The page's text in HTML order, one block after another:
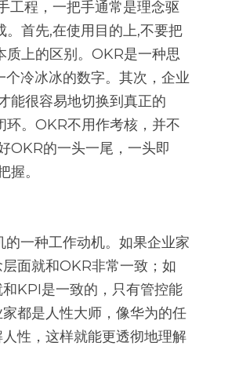
首先,在使用目的上,不要把
上的区别。OKR是一种思
冷冰冰的数字。其次，企业
能很容易地切换到真正的
。OKR不用作考核，并不
OKR的一头一尾，一头即
握。
面就和OKR非常一致；如
KPI是一致的，只有管控能
都是人性大师，像华为的任
性，这样就能更透彻地理解